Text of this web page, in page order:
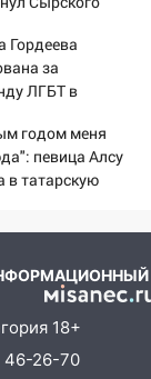
схемы
колонию на 7
Шурыгина
за неуплату
Гордеева
за
ЛГБТ в
годом меня
певица Алсу
в татарскую
18+
46-26-70